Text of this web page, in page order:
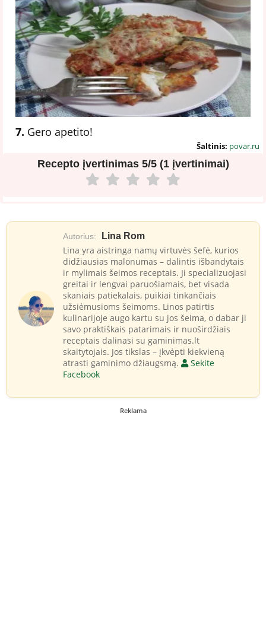
7. Gero apetito!
Šaltinis: povar.ru
Recepto įvertinimas 5/5 (1 įvertinimai)
Autorius: Lina Rom
Lina yra aistringa namų virtuvės šefė, kurios
didžiausias malonumas – dalintis išbandytais
ir mylimais šeimos receptais. Ji specializuojasi
greitai ir lengvai paruošiamais, bet visada
skaniais patiekalais, puikiai tinkančiais
užsiėmusioms šeimoms. Linos patirtis
kulinarijoje augo kartu su jos šeima, o dabar ji
savo praktiškais patarimais ir nuoširdžiais
receptais dalinasi su gaminimas.lt
skaitytojais. Jos tikslas – įkvėpti kiekvieną
atrasti gaminimo džiaugsmą.
Sekite
Facebook
Reklama